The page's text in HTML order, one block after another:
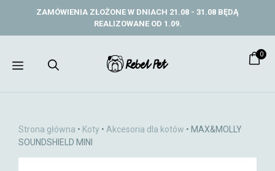
ZAMÓWIENIA ZŁOŻONE W DNIACH 21.08 - 31.08 BĘDĄ
REALIZOWANE OD 1.09.
Menu
0
Strona główna • Koty • Akcesoria dla kotów • MAX&MOLLY
SOUNDSHIELD MINI